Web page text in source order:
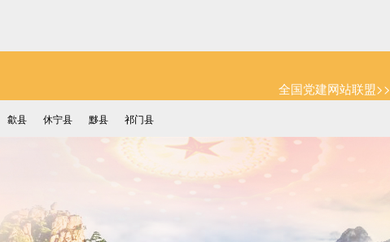
全国党建网站联盟>>
歙县 休宁县 黟县 祁门县